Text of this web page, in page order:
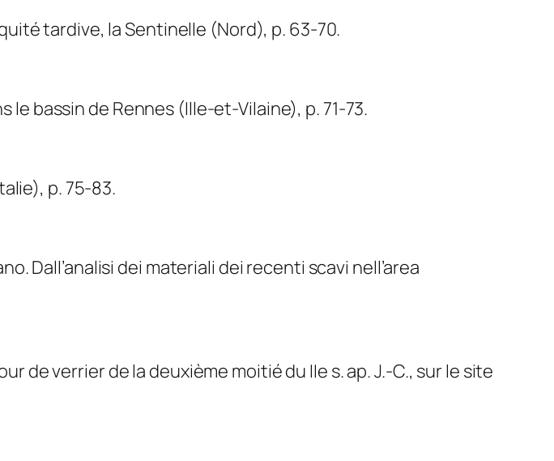
tardive, la Sentinelle (Nord), p. 63-70.
le bassin de Rennes (Ille-et-Vilaine), p. 71-73.
p. 75-83.
Dall’analisi dei materiali dei recenti scavi nell’area
de verrier de la deuxième moitié du IIe s. ap. J.-C., sur le site